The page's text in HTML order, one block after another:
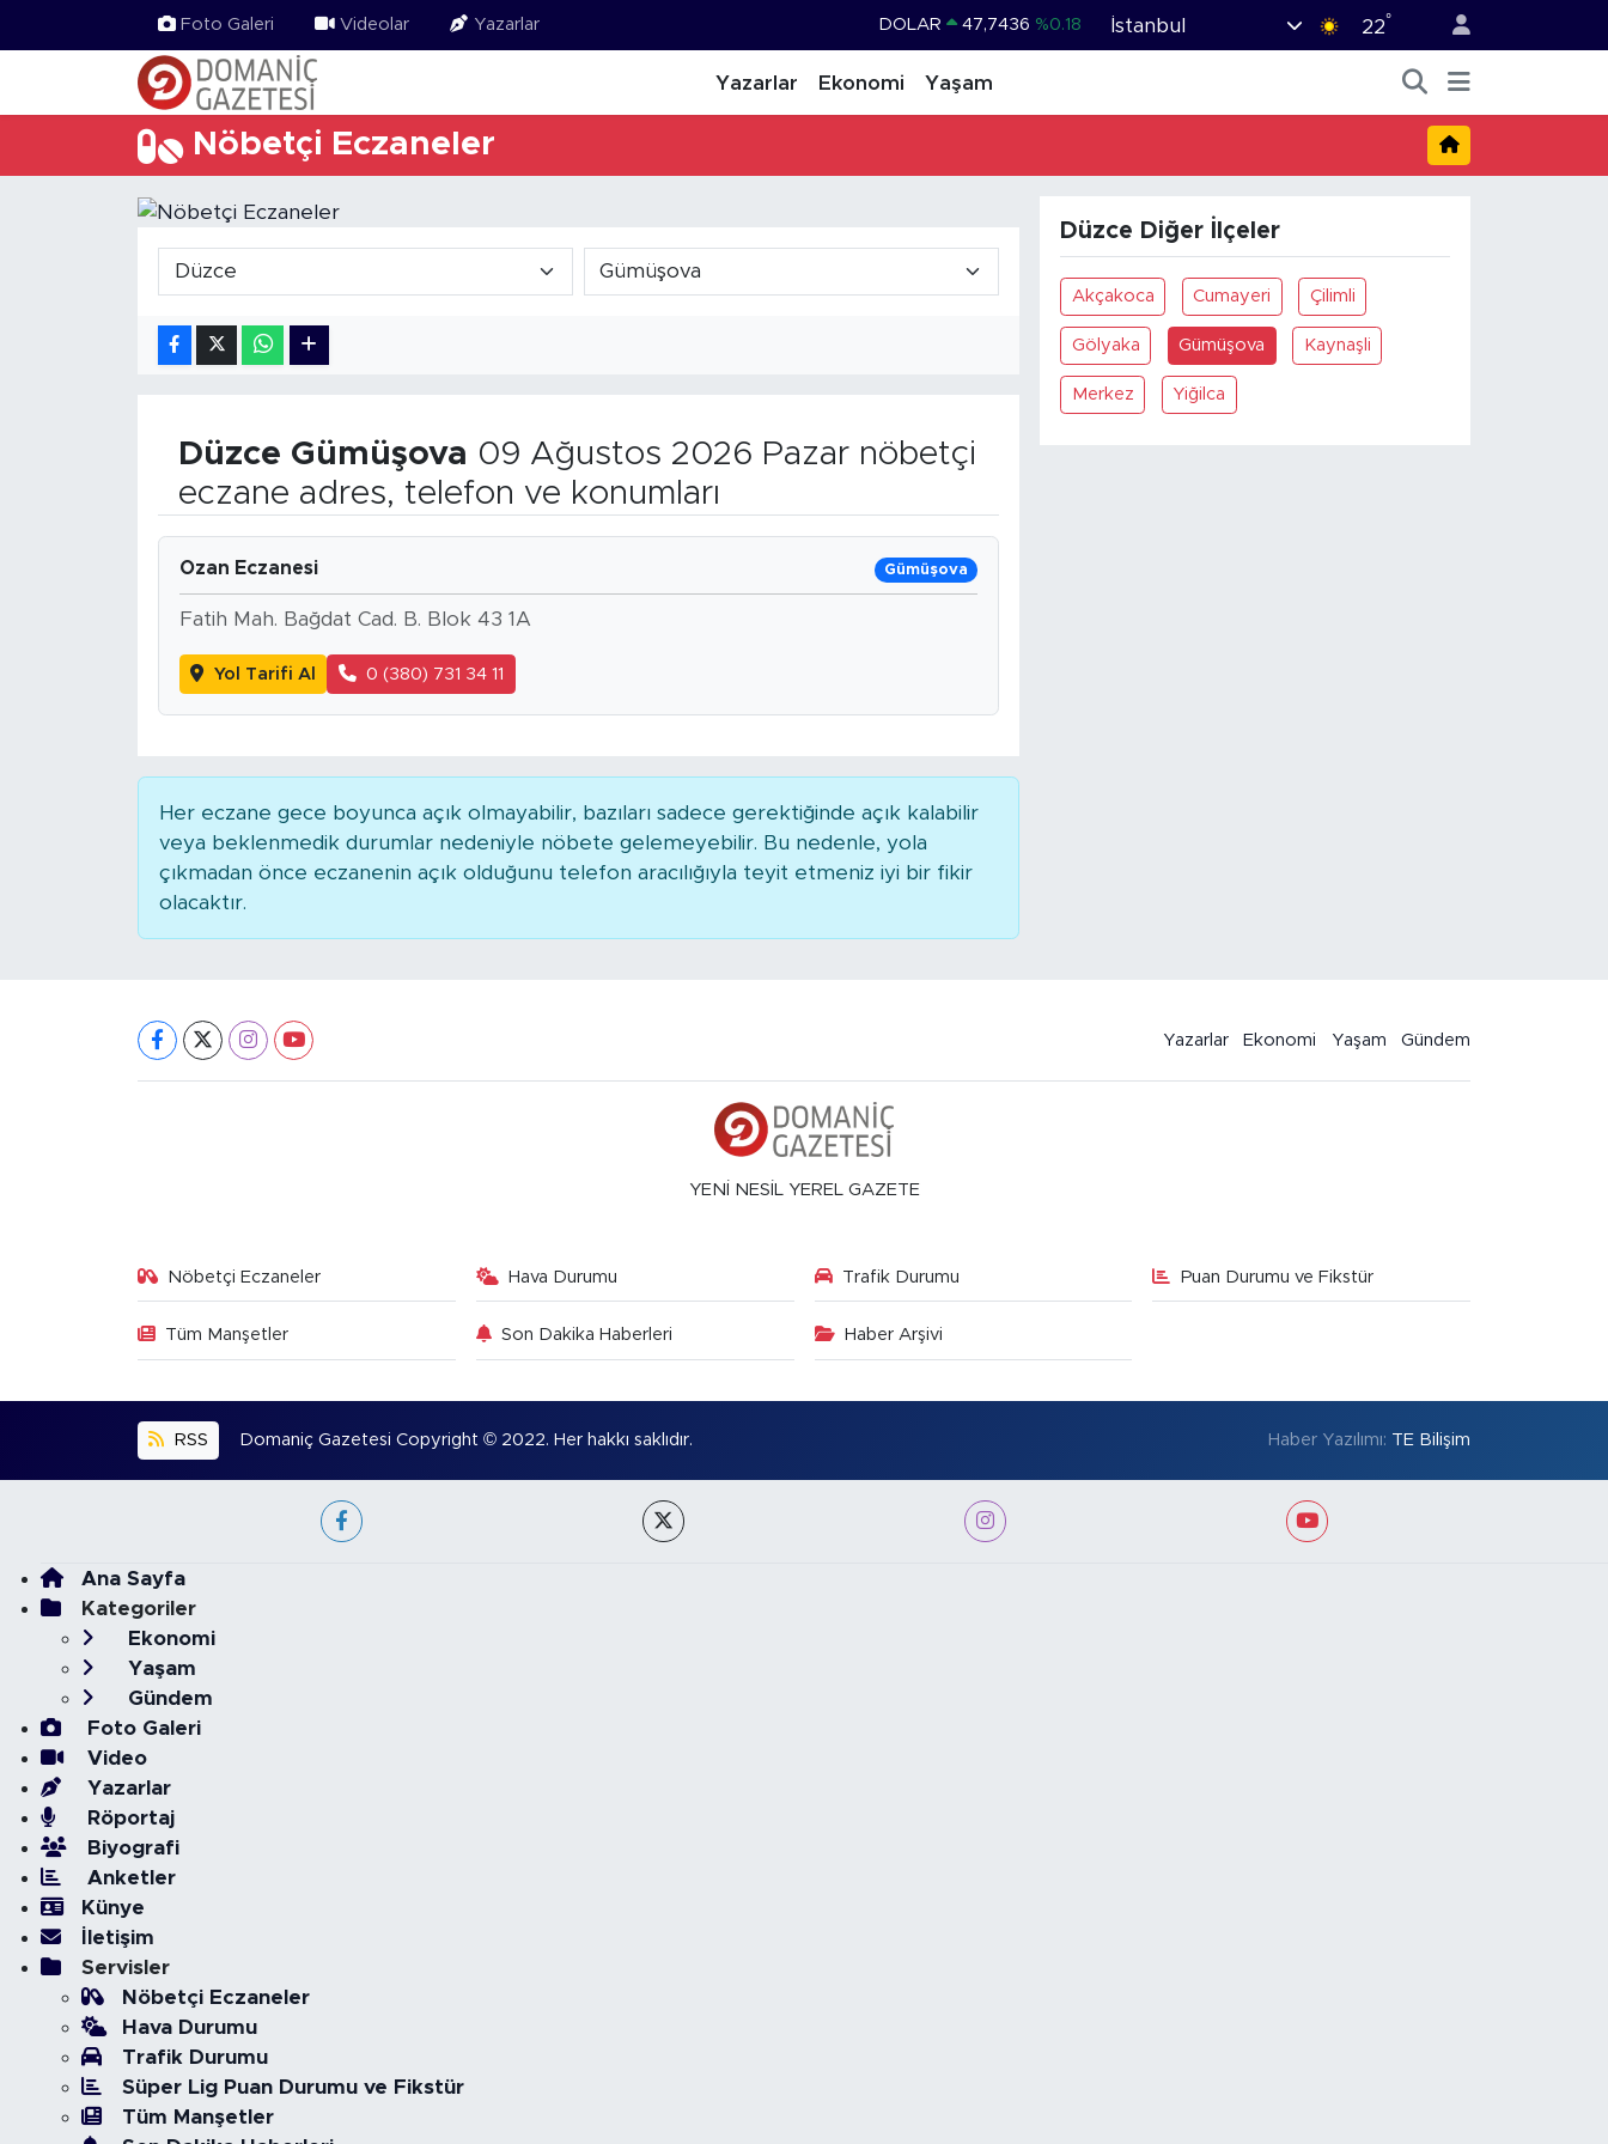
Foto Galeri Videolar Yazarlar DOLAR 47,7436 %0.18
STERLİN 64,4811 %0.38
%-0.1
İstanbul 22°
Yazarlar Ekonomi Yaşam
Nöbetçi Eczaneler
Düzce Gümüşova 09 Ağustos 2026 Pazar nöbetçi
eczane adres, telefon ve konumları
Ozan Eczanesi Gümüşova
Fatih Mah. Bağdat Cad. B. Blok 43 1A
Yol Tarifi Al 0 (380) 731 34 11
Her eczane gece boyunca açık olmayabilir, bazıları sadece gerektiğinde açık kalabilir
veya beklenmedik durumlar nedeniyle nöbete gelemeyebilir. Bu nedenle, yola
çıkmadan önce eczanenin açık olduğunu telefon aracılığıyla teyit etmeniz iyi bir fikir
olacaktır.
Düzce Diğer İlçeler
Akçakoca Cumayeri Çilimli
Gölyaka Gümüşova Kaynaşli
Merkez Yiğilca
Yazarlar Ekonomi Yaşam Gündem
YENİ NESİL YEREL GAZETE
Nöbetçi Eczaneler Hava Durumu Trafik Durumu Puan Durumu ve Fikstür
Tüm Manşetler Son Dakika Haberleri Haber Arşivi
RSS Domaniç Gazetesi Copyright © 2022. Her hakkı saklıdır. Haber Yazılımı: TE Bilişim
Ana Sayfa
Kategoriler
Ekonomi
Yaşam
Gündem
Foto Galeri
Video
Yazarlar
Röportaj
Biyografi
Anketler
Künye
İletişim
Servisler
Nöbetçi Eczaneler
Hava Durumu
Trafik Durumu
Süper Lig Puan Durumu ve Fikstür
Tüm Manşetler